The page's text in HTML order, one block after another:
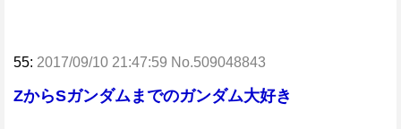
55: 2017/09/10 21:47:59 No.509048843
ZからSガンダムまでのガンダム大好き